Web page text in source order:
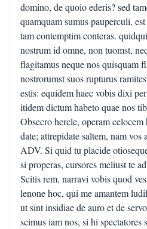
domino, de quoio ederis? sed
quamquam sumus pauperculi,
tam contemptim conteras.
nostrum id omne, non tuomst,
flagitamus neque nos quisquam
nostrorumst suos rupturus
estis: equidem haec vobis dixi
itidem dictum habeto quae nos
Obsecro hercle, operam
date; attrepidate saltem, nam vos
ADV. Si quid tu placide
si properas, cursores meliust te
Scitis rem, narravi vobis quod
lenone hoc, qui me amantem
ut sint insidiae de auro et de
scimus iam nos, si hi